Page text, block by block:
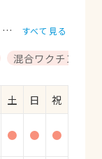
モルモット
すべて見る
混合ワクチン
土 日
祝
● ● ●